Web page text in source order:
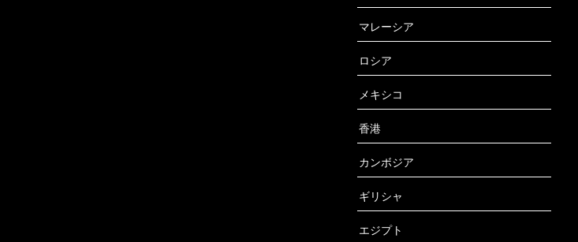
マレーシア
ロシア
メキシコ
香港
カンボジア
ギリシャ
エジプト